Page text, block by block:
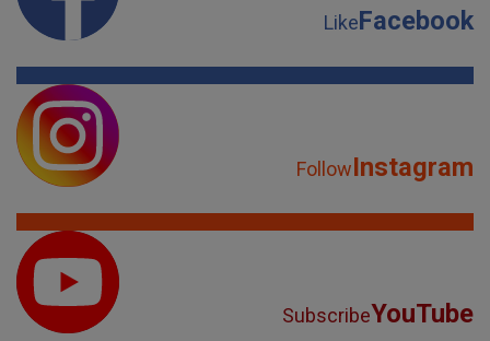
LikeFacebook
FollowInstagram
SubscribeYouTube